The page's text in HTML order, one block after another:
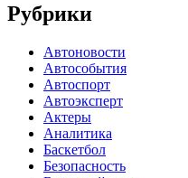
Рубрики
Автоновости
Автособытия
Автоспорт
Автоэксперт
Актеры
Аналитика
Баскетбол
Безопасность